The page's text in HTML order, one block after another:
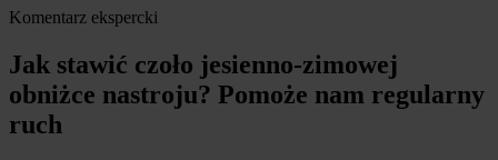
Komentarz ekspercki
Jak stawić czoło jesienno-zimowej
obniżce nastroju? Pomoże nam regularny
ruch